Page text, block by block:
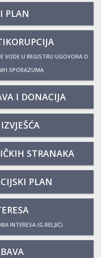
PLAN
VODE U REGISTRU UGOVORA O
SPORAZUMA
I DONACIJA
STRANAKA
PLAN
INTERESA (G.RELJIĆ)